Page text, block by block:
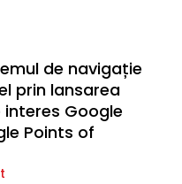
de navigație
prin lansarea
Google
Points of